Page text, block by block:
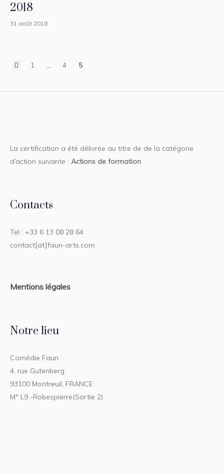
2018
31 août 2018
1 … 4 5
La certification a été délivrée au titre de de la catégorie
d’action suivante :Actions de formation
Contacts
Tel : +33 6 13 08 28 64
contact[at]faun-arts.com
Mentions légales
Notre lieu
Comédie Faun
4, rue Gutenberg
93100 Montreuil, FRANCE
M° L9 -Robespierre(Sortie 2)